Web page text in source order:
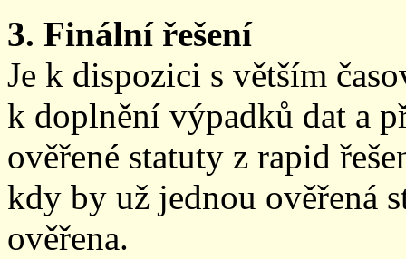
3. Finální řešení
Je k dispozici s větším
k doplnění výpadků dat a
ověřené statuty z rapid
kdy by už jednou ověřená
ověřena.